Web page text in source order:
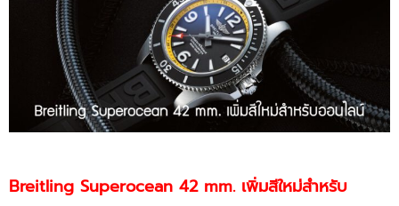
Breitling Superocean 42 mm. เพิ่มสีใหม่สำหรับ